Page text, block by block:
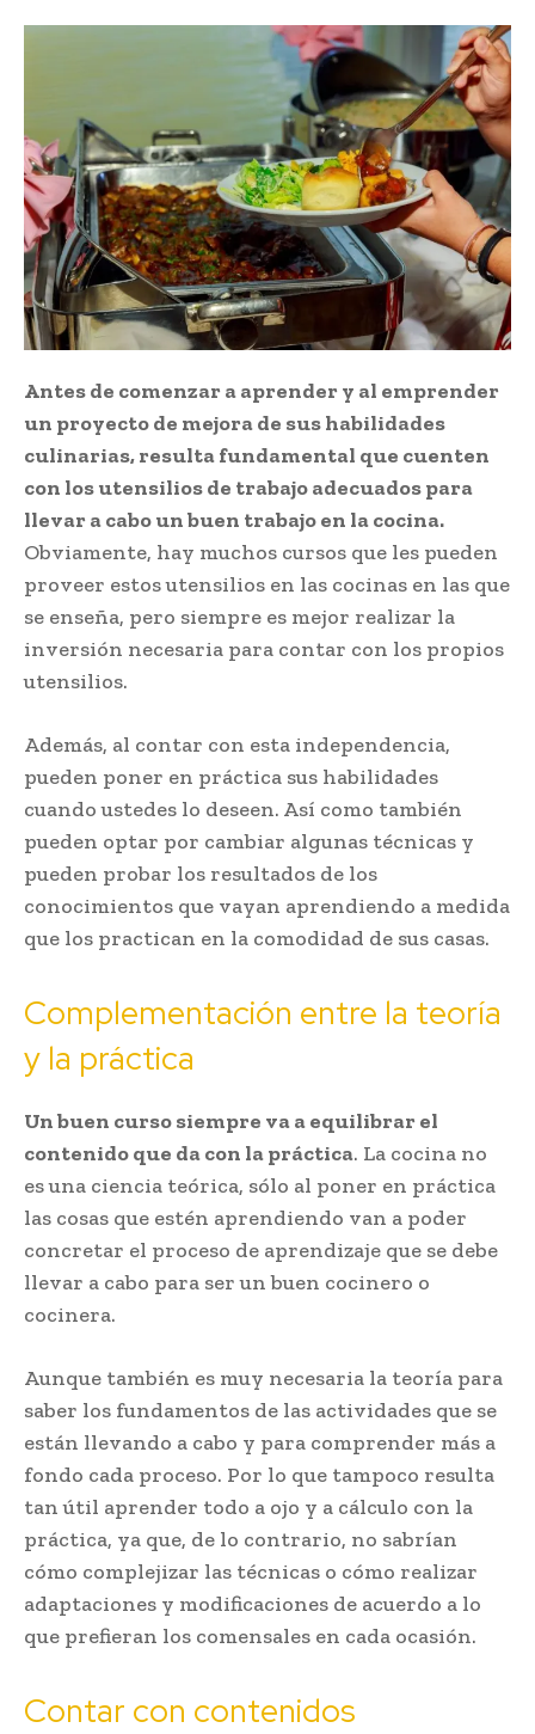
Antes de comenzar a aprender y al emprender
un proyecto de mejora de sus habilidades
culinarias, resulta fundamental que cuenten
con los utensilios de trabajo adecuados para
llevar a cabo un buen trabajo en la cocina.
Obviamente, hay muchos cursos que les pueden
proveer estos utensilios en las cocinas en las que
se enseña, pero siempre es mejor realizar la
inversión necesaria para contar con los propios
utensilios.
Además, al contar con esta independencia,
pueden poner en práctica sus habilidades
cuando ustedes lo deseen. Así como también
pueden optar por cambiar algunas técnicas y
pueden probar los resultados de los
conocimientos que vayan aprendiendo a medida
que los practican en la comodidad de sus casas.
Complementación entre la teoría
y la práctica
Un buen curso siempre va a equilibrar el
contenido que da con la práctica. La cocina no
es una ciencia teórica, sólo al poner en práctica
las cosas que estén aprendiendo van a poder
concretar el proceso de aprendizaje que se debe
llevar a cabo para ser un buen cocinero o
cocinera.
Aunque también es muy necesaria la teoría para
saber los fundamentos de las actividades que se
están llevando a cabo y para comprender más a
fondo cada proceso. Por lo que tampoco resulta
tan útil aprender todo a ojo y a cálculo con la
práctica, ya que, de lo contrario, no sabrían
cómo complejizar las técnicas o cómo realizar
adaptaciones y modificaciones de acuerdo a lo
que prefieran los comensales en cada ocasión.
Contar con contenidos